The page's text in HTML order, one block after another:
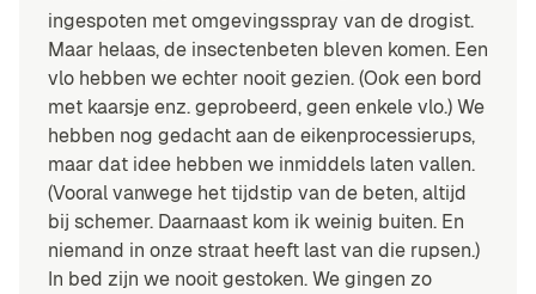
ingespoten met omgevingsspray van de drogist.
Maar helaas, de insectenbeten bleven komen. Een
vlo hebben we echter nooit gezien. (Ook een bord
met kaarsje enz. geprobeerd, geen enkele vlo.) We
hebben nog gedacht aan de eikenprocessierups,
maar dat idee hebben we inmiddels laten vallen.
(Vooral vanwege het tijdstip van de beten, altijd
bij schemer. Daarnaast kom ik weinig buiten. En
niemand in onze straat heeft last van die rupsen.)
In bed zijn we nooit gestoken. We gingen zo